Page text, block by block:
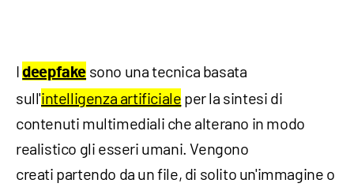
Ideepfake sono una tecnica basata
sull'intelligenza artificiale per la sintesi di
contenuti multimediali che alterano in modo
realistico gli esseri umani. Vengono
creati partendo da un file, di solito un'immagine o